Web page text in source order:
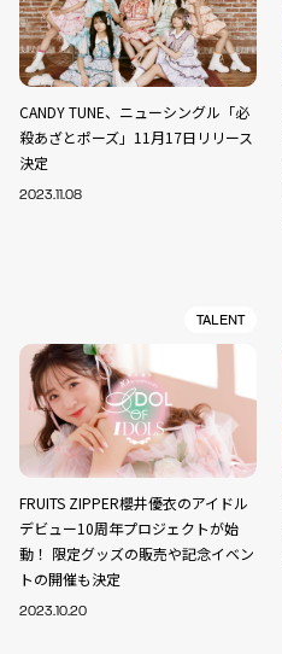
CANDY TUNE、ニューシングル「必
殺あざとポーズ」11月17日リリース
決定
2023.11.08
TALENT
FRUITS ZIPPER櫻井優衣のアイドル
デビュー10周年プロジェクトが始
動！ 限定グッズの販売や記念イベン
トの開催も決定
2023.10.20